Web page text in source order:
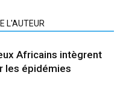
L'AUTEUR
Africains intègrent
les épidémies